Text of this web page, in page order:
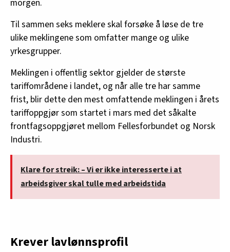
morgen.
Til sammen seks meklere skal forsøke å løse de tre
ulike meklingene som omfatter mange og ulike
yrkesgrupper.
Meklingen i offentlig sektor gjelder de største
tariffområdene i landet, og når alle tre har samme
frist, blir dette den mest omfattende meklingen i årets
tariffoppgjør som startet i mars med det såkalte
frontfagsoppgjøret mellom Fellesforbundet og Norsk
Industri.
Klare for streik: – Vi er ikke interesserte i at
arbeidsgiver skal tulle med arbeidstida
Krever lavlønnsprofil